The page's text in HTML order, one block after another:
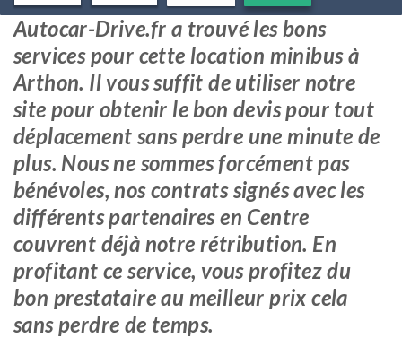
Autocar-Drive.fr a trouvé les bons
services pour cette location minibus à
Arthon. Il vous suffit de utiliser notre
site pour obtenir le bon devis pour tout
déplacement sans perdre une minute de
plus. Nous ne sommes forcément pas
bénévoles, nos contrats signés avec les
différents partenaires en Centre
couvrent déjà notre rétribution. En
profitant ce service, vous profitez du
bon prestataire au meilleur prix cela
sans perdre de temps.